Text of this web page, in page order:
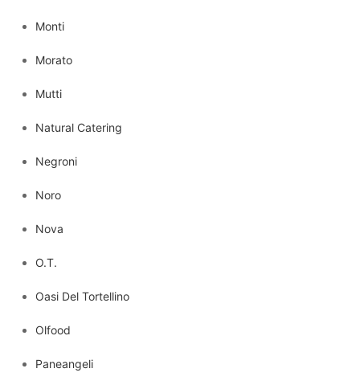
Monti
Morato
Mutti
Natural Catering
Negroni
Noro
Nova
O.T.
Oasi Del Tortellino
Olfood
Paneangeli